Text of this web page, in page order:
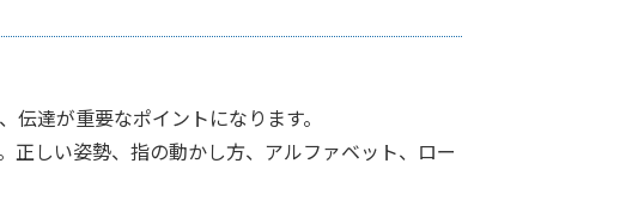
達が重要なポイントになります。
正しい姿勢、指の動かし方、アルファベット、ロー